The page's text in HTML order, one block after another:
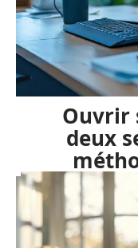
Ouvrir
deux